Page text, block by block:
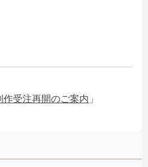
作受注再開のご案内 」